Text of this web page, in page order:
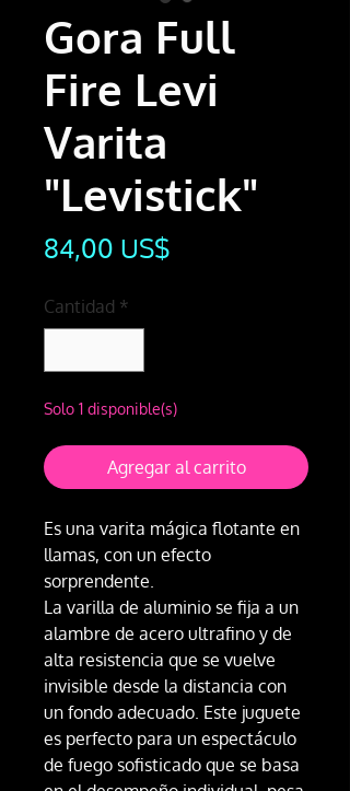
Gora Full
Fire Levi
Varita
"Levistick"
84,00 US$
Cantidad *
Solo 1 disponible(s)
Agregar al carrito
Es una varita mágica flotante en
llamas, con un efecto
sorprendente.
La varilla de aluminio se fija a un
alambre de acero ultrafino y de
alta resistencia que se vuelve
invisible desde la distancia con
un fondo adecuado. Este juguete
es perfecto para un espectáculo
de fuego sofisticado que se basa